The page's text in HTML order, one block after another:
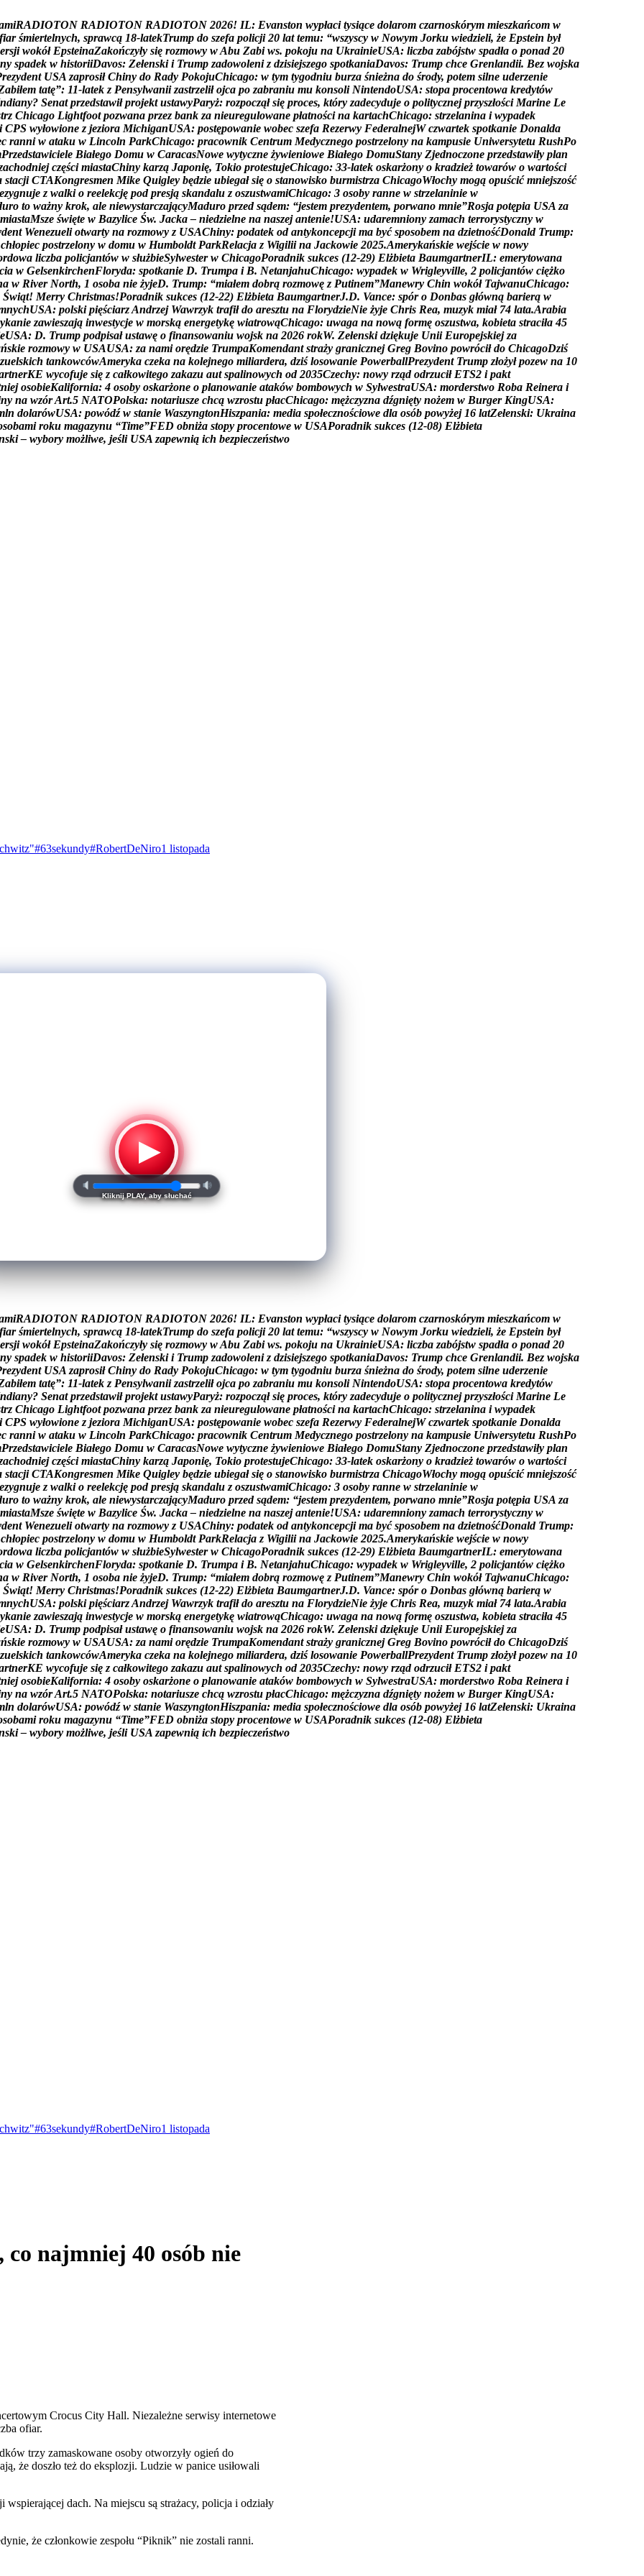
miRADIOTON RADIOTON RADIOTON 2026! IL: Evanston wypłaci tysiące dolarom czarnoskórym mieszkańcom w
fiar śmiertelnych, sprawcą 18-latekTrump do szefa policji 20 lat temu: “wszyscy w Nowym Jorku wiedzieli, że Epstein był
ersji wokół EpsteinaZakończyły się rozmowy wAbu Zabi ws. pokoju na UkrainieUSA: liczba zabójstw spadła o ponad 20
ny spadek w historiiDavos: Zełenski i Trump zadowoleni z dzisiejszego spotkaniaDavos: Trump chce Grenlandii. Bez wojska
rezydent USA zaprosił Chiny do Rady PokojuChicago: w tym tygodniu burza śnieżna do środy, potem silne uderzenie
abiłem tatę”: 11-latek z Pensylwanii zastrzelił ojca po zabraniu mu konsoli NintendoUSA: stopa procentowa kredytów
ndiany? Senat przedstawił projekt ustawyParyż: rozpoczął się proces, który zadecyduje o politycznej przyszłości Marine Le
trz Chicago Lightfoot pozwana przez bank za nieuregulowane płatności na kartachChicago: strzelanina i wypadek
i CPS wyłowione z jeziora MichiganUSA: postępowanie wobec szefa Rezerwy FederalnejW czwartek spotkanie Donalda
c ranni w ataku w Lincoln ParkChicago: pracownik Centrum Medycznego postrzelony na kampusie Uniwersytetu RushPo
Przedstawiciele Białego Domu w CaracasNowe wytyczne żywieniowe Białego DomuStany Zjednoczone przedstawiły plan
achodniej części miastaChiny karzą Japonię, Tokio protestujeChicago: 33-latek oskarżony o kradzież towarów o wartości
stacji CTAKongresmen Mike Quigley będzie ubiegał się o stanowisko burmistrza ChicagoWłochy mogą opuścić mniejszość
ezygnuje z walki o reelekcję pod presją skandalu z oszustwamiChicago: 3 osoby ranne w strzelaninie w
uro to ważny krok, ale niewystarczającyMaduro przed sądem: “jestem prezydentem, porwano mnie”Rosja potępia USA za
miastaMsze święte w Bazylice Św. Jacka – niedzielne na naszej antenie!USA: udaremniony zamach terrorystyczny w
dent Wenezueli otwarty na rozmowy z USAChiny: podatek od antykoncepcji ma być sposobem na dzietnośćDonald Trump:
chłopiec postrzelony w domu w Humboldt ParkRelacja z Wigilii na Jackowie 2025.Amerykańskie wejście w nowy
rdowa liczba policjantów w służbieSylwester w ChicagoPoradnik sukces (12-29) Elżbieta BaumgartnerIL: emerytowana
cia w GelsenkirchenFloryda: spotkanie D. Trumpa i B. NetanjahuChicago: wypadek w Wrigleyville, 2 policjantów ciężko
a w River North, 1 osoba nie żyjeD. Trump: “miałem dobrą rozmowę z Putinem”Manewry Chin wokół TajwanuChicago:
Świąt! Merry Christmas!Poradnik sukces (12-22) Elżbieta BaumgartnerJ.D. Vance: spór o Donbas główną barierą w
nychUSA: polski pięściarzAndrzej Wawrzyk trafił do aresztu na FlorydzieNie żyje Chris Rea, muzyk miał 74 lata.Arabia
ykanie zawieszają inwestycje w morską energetykę wiatrowąChicago: uwaga na nową formę oszustwa, kobieta straciła 45
eUSA: D. Trump podpisał ustawę o finansowaniu wojsk na 2026 rokW. Zełenski dziękuje Unii Europejskiej za
ńskie rozmowy w USAUSA: za nami orędzie TrumpaKomendant straży granicznej Greg Bovino powrócił do ChicagoDziś
zuelskich tankowcówAmeryka czeka na kolejnego miliardera, dziś losowanie PowerballPrezydent Trump złożył pozew na 10
rtnerKE wycofuje się z całkowitego zakazu aut spalinowych od 2035Czechy: nowy rząd odrzucił ETS2 i pakt
niej osobieKalifornia: 4 osoby oskarżone o planowanie ataków bombowych w SylwestraUSA: morderstwo Roba Reinera i
ny na wzórArt.5 NATOPolska: notariusze chcą wzrostu płacChicago: mężczyzna dźgnięty nożem w Burger KingUSA:
ln dolarówUSA: powódź w stanie WaszyngtonHiszpania: media społecznościowe dla osób powyżej 16 latZełenski: Ukraina
sobami roku magazynu “Time”FED obniża stopy procentowe w USAPoradnik sukces (12-08) Elżbieta
ski – wybory możliwe, jeśli USA zapewnią ich bezpieczeństwo
#63sekundy#RobertDeNiro1 listopada
▶
Kliknij PLAY, aby słuchać
miRADIOTON RADIOTON RADIOTON 2026! IL: Evanston wypłaci tysiące dolarom czarnoskórym mieszkańcom w
fiar śmiertelnych, sprawcą 18-latekTrump do szefa policji 20 lat temu: “wszyscy w Nowym Jorku wiedzieli, że Epstein był
ersji wokół EpsteinaZakończyły się rozmowy wAbu Zabi ws. pokoju na UkrainieUSA: liczba zabójstw spadła o ponad 20
ny spadek w historiiDavos: Zełenski i Trump zadowoleni z dzisiejszego spotkaniaDavos: Trump chce Grenlandii. Bez wojska
rezydent USA zaprosił Chiny do Rady PokojuChicago: w tym tygodniu burza śnieżna do środy, potem silne uderzenie
abiłem tatę”: 11-latek z Pensylwanii zastrzelił ojca po zabraniu mu konsoli NintendoUSA: stopa procentowa kredytów
ndiany? Senat przedstawił projekt ustawyParyż: rozpoczął się proces, który zadecyduje o politycznej przyszłości Marine Le
trz Chicago Lightfoot pozwana przez bank za nieuregulowane płatności na kartachChicago: strzelanina i wypadek
i CPS wyłowione z jeziora MichiganUSA: postępowanie wobec szefa Rezerwy FederalnejW czwartek spotkanie Donalda
c ranni w ataku w Lincoln ParkChicago: pracownik Centrum Medycznego postrzelony na kampusie Uniwersytetu RushPo
Przedstawiciele Białego Domu w CaracasNowe wytyczne żywieniowe Białego DomuStany Zjednoczone przedstawiły plan
achodniej części miastaChiny karzą Japonię, Tokio protestujeChicago: 33-latek oskarżony o kradzież towarów o wartości
stacji CTAKongresmen Mike Quigley będzie ubiegał się o stanowisko burmistrza ChicagoWłochy mogą opuścić mniejszość
ezygnuje z walki o reelekcję pod presją skandalu z oszustwamiChicago: 3 osoby ranne w strzelaninie w
uro to ważny krok, ale niewystarczającyMaduro przed sądem: “jestem prezydentem, porwano mnie”Rosja potępia USA za
miastaMsze święte w Bazylice Św. Jacka – niedzielne na naszej antenie!USA: udaremniony zamach terrorystyczny w
dent Wenezueli otwarty na rozmowy z USAChiny: podatek od antykoncepcji ma być sposobem na dzietnośćDonald Trump:
chłopiec postrzelony w domu w Humboldt ParkRelacja z Wigilii na Jackowie 2025.Amerykańskie wejście w nowy
rdowa liczba policjantów w służbieSylwester w ChicagoPoradnik sukces (12-29) Elżbieta BaumgartnerIL: emerytowana
cia w GelsenkirchenFloryda: spotkanie D. Trumpa i B. NetanjahuChicago: wypadek w Wrigleyville, 2 policjantów ciężko
a w River North, 1 osoba nie żyjeD. Trump: “miałem dobrą rozmowę z Putinem”Manewry Chin wokół TajwanuChicago:
Świąt! Merry Christmas!Poradnik sukces (12-22) Elżbieta BaumgartnerJ.D. Vance: spór o Donbas główną barierą w
nychUSA: polski pięściarzAndrzej Wawrzyk trafił do aresztu na FlorydzieNie żyje Chris Rea, muzyk miał 74 lata.Arabia
ykanie zawieszają inwestycje w morską energetykę wiatrowąChicago: uwaga na nową formę oszustwa, kobieta straciła 45
eUSA: D. Trump podpisał ustawę o finansowaniu wojsk na 2026 rokW. Zełenski dziękuje Unii Europejskiej za
ńskie rozmowy w USAUSA: za nami orędzie TrumpaKomendant straży granicznej Greg Bovino powrócił do ChicagoDziś
zuelskich tankowcówAmeryka czeka na kolejnego miliardera, dziś losowanie PowerballPrezydent Trump złożył pozew na 10
rtnerKE wycofuje się z całkowitego zakazu aut spalinowych od 2035Czechy: nowy rząd odrzucił ETS2 i pakt
niej osobieKalifornia: 4 osoby oskarżone o planowanie ataków bombowych w SylwestraUSA: morderstwo Roba Reinera i
ny na wzórArt.5 NATOPolska: notariusze chcą wzrostu płacChicago: mężczyzna dźgnięty nożem w Burger KingUSA:
ln dolarówUSA: powódź w stanie WaszyngtonHiszpania: media społecznościowe dla osób powyżej 16 latZełenski: Ukraina
sobami roku magazynu “Time”FED obniża stopy procentowe w USAPoradnik sukces (12-08) Elżbieta
ski – wybory możliwe, jeśli USA zapewnią ich bezpieczeństwo
#63sekundy#RobertDeNiro1 listopada
najmniej 40 osób nie
Crocus City Hall. Niezależne serwisy internetowe
ofiar.
trzy zamaskowane osoby otworzyły ogień do
że doszło też do eksplozji. Ludzie w panice usiłowali
dach. Na miejscu są strażacy, policja i odziały
że członkowie zespołu “Piknik” nie zostali ranni.